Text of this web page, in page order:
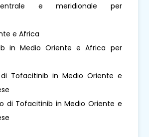
e meridionale per
e Africa
in Medio Oriente e Africa per
di Tofacitinib in Medio Oriente e
di Tofacitinib in Medio Oriente e